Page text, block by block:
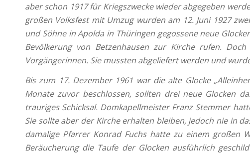
aber schon 1917 für Kriegszwecke wieder abgegeben
großen Volksfest mit Umzug wurden am 12. Juni 1927
und Söhne in Apolda in Thüringen gegossene neue
Bevölkerung von Betzenhausen zur Kirche rufen.
Vorgängerinnen. Sie mussten abgeliefert werden und
Bis zum 17. Dezember 1961 war die alte Glocke
Monate zuvor beschlossen, sollten drei neue Glocken
trauriges Schicksal. Domkapellmeister Franz Stemmer
Sie sollte aber der Kirche erhalten bleiben, jedoch nie in
damalige Pfarrer Konrad Fuchs hatte zu einem großen
Beräucherung die Taufe der Glocken ausführlich